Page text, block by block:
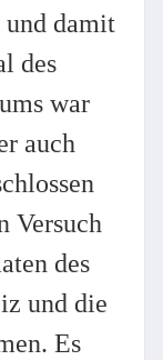
und damit
des
war
auch
Versuch
des
und die
Es